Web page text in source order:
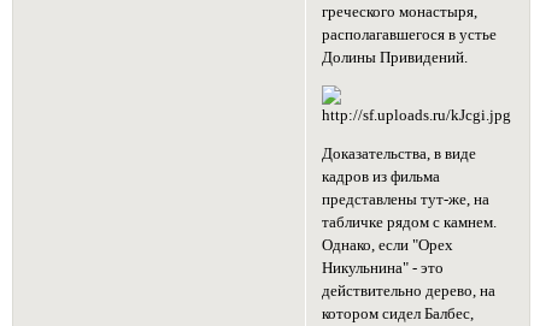
греческого монастыря,
располагавшегося в устье
Долины Привидений.
Доказательства, в виде
кадров из фильма
представлены тут-же, на
табличке рядом с камнем.
Однако, если "Орех
Никульнина" - это
действительно дерево, на
котором сидел Балбес,